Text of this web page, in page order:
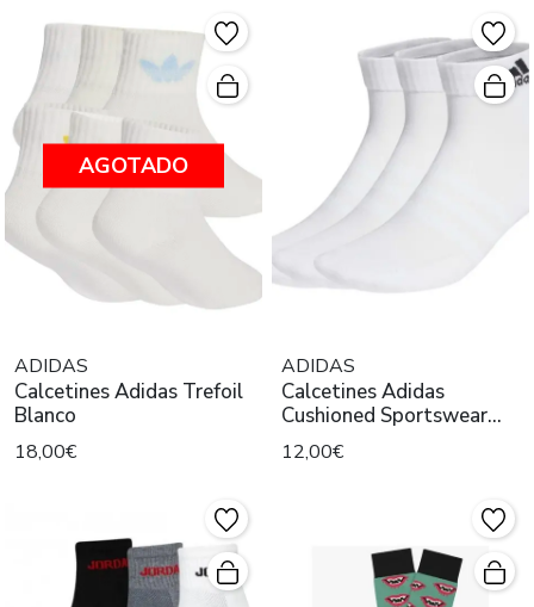
AGOTADO
ADIDAS
Calcetines Adidas Trefoil
Blanco
18,00€
ADIDAS
Calcetines Adidas
Cushioned Sportswear
Blanco
12,00€